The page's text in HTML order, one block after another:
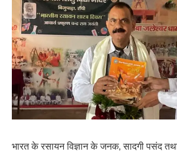
भारत के रसायन विज्ञान के जनक, सादगी पसंद